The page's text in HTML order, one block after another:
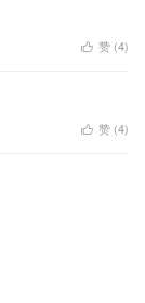
 赞 (4)
 赞 (4)